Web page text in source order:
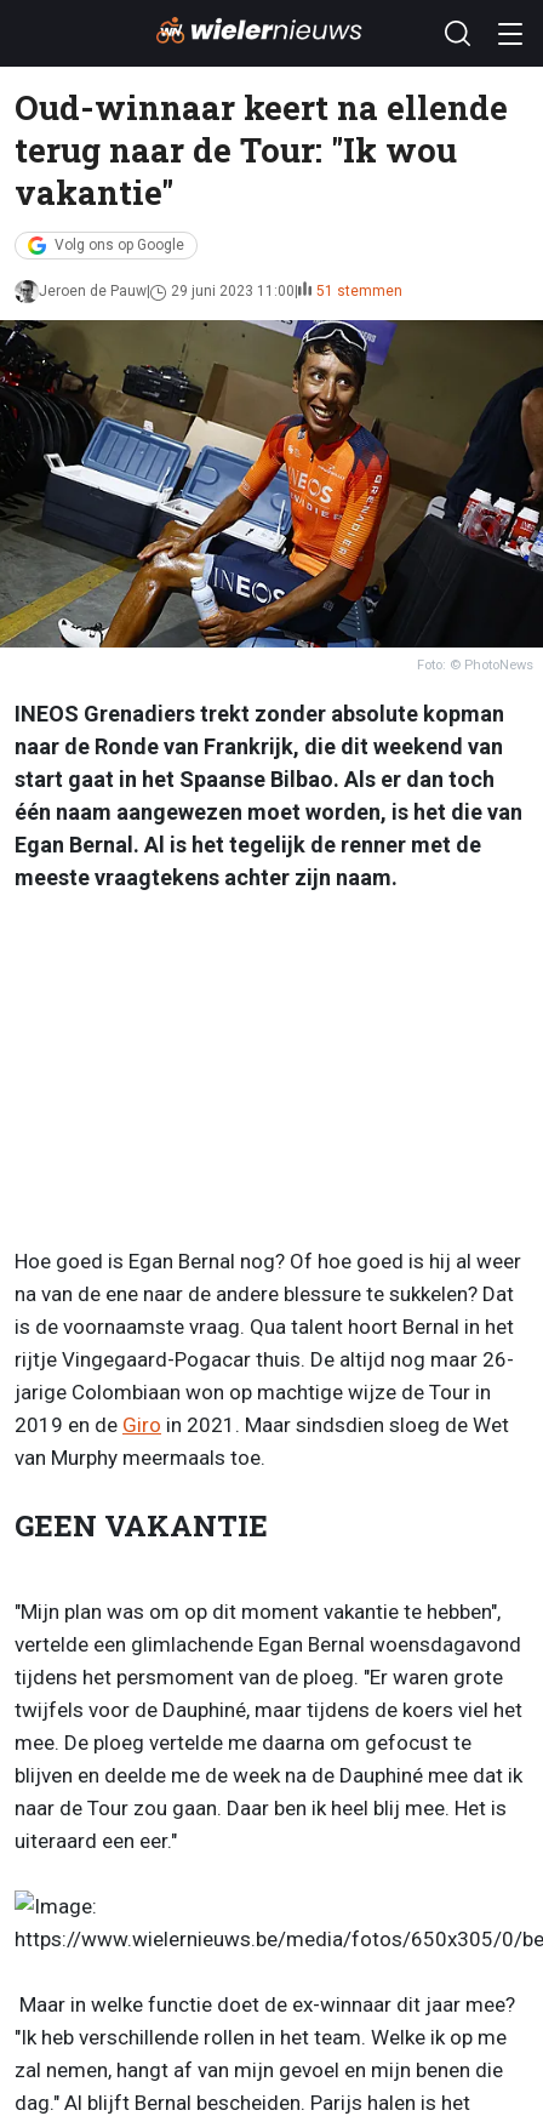
Oud-winnaar keert na ellende
terug naar de Tour: "Ik wou
vakantie"
Volg ons op Google
Jeroen de Pauw 29 juni 2023 11:00 51 stemmen
Foto: © PhotoNews
INEOS Grenadiers trekt zonder absolute kopman
naar de Ronde van Frankrijk, die dit weekend van
start gaat in het Spaanse Bilbao. Als er dan toch
één naam aangewezen moet worden, is het die van
Egan Bernal. Al is het tegelijk de renner met de
meeste vraagtekens achter zijn naam.
Hoe goed is Egan Bernal nog? Of hoe goed is hij al weer
na van de ene naar de andere blessure te sukkelen? Dat
is de voornaamste vraag. Qua talent hoort Bernal in het
rijtje Vingegaard-Pogacar thuis. De altijd nog maar 26-
jarige Colombiaan won op machtige wijze de Tour in
2019 en de Giro in 2021. Maar sindsdien sloeg de Wet
van Murphy meermaals toe.
GEEN VAKANTIE
"Mijn plan was om op dit moment vakantie te hebben",
vertelde een glimlachende Egan Bernal woensdagavond
tijdens het persmoment van de ploeg. "Er waren grote
twijfels voor de Dauphiné, maar tijdens de koers viel het
mee. De ploeg vertelde me daarna om gefocust te
blijven en deelde me de week na de Dauphiné mee dat ik
naar de Tour zou gaan. Daar ben ik heel blij mee. Het is
uiteraard een eer."
Maar in welke functie doet de ex-winnaar dit jaar mee?
"Ik heb verschillende rollen in het team. Welke ik op me
zal nemen, hangt af van mijn gevoel en mijn benen die
dag." Al blijft Bernal bescheiden. Parijs halen is het